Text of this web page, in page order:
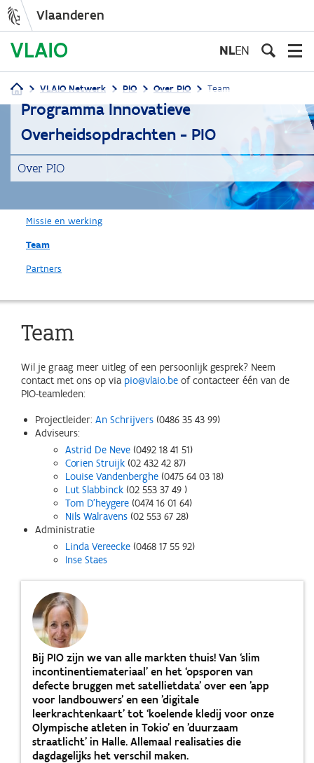
inhoud
gaan
Vlaanderen
NLEN
Kruimelpad
VLAIO Netwerk PIO Over PIO Team
Programma Innovatieve
Overheidsopdrachten - PIO
Over PIO
Missie en werking
Team
Partners
Team
Wil je graag meer uitleg of een persoonlijk gesprek? Neem
contact met ons op via pio@vlaio.be of contacteer één van de
PIO-teamleden:
Projectleider: An Schrijvers (0486 35 43 99)
Adviseurs:
Astrid De Neve(0492 18 41 51)
Corien Struijk(02 432 42 87)
Louise Vandenberghe(0475 64 03 18)
Lut Slabbinck(02 553 37 49 )
Tom D'heygere(0474 16 01 64)
Nils Walravens(02 553 67 28)
Administratie
Linda Vereecke(0468 17 55 92)
Inse Staes
Bij PIO zijn we van alle markten thuis! Van ‘slim
incontinentiemateriaal’ en het ‘opsporen van
defecte bruggen met satellietdata’ over een 'app
voor landbouwers' en een 'digitale
leerkrachtenkaart' tot ‘koelende kledij voor onze
Olympische atleten in Tokio' en 'duurzaam
straatlicht' in Halle. Allemaal realisaties die
dagdagelijks het verschil maken.